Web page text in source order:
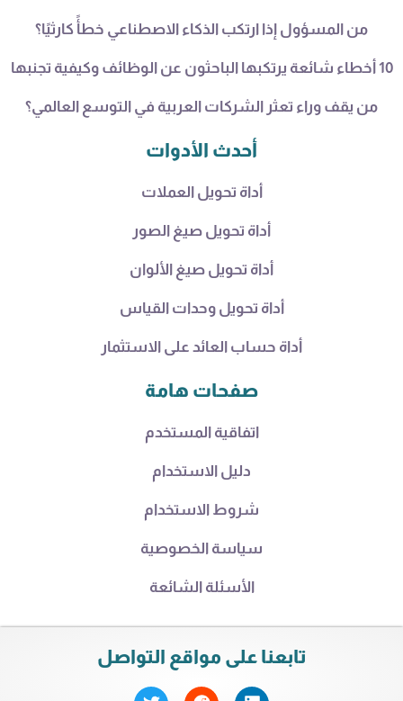
من المسؤول إذا ارتكب الذكاء الاصطناعي خطأً كارثيًا؟
10 أخطاء شائعة يرتكبها الباحثون عن الوظائف وكيفية تجنبها
من يقف وراء تعثر الشركات العربية في التوسع العالمي؟
أحدث الأدوات
أداة تحويل العملات
أداة تحويل صيغ الصور
أداة تحويل صيغ الألوان
أداة تحويل وحدات القياس
أداة حساب العائد على الاستثمار
صفحات هامة
اتفاقية المستخدم
دليل الاستخدام
شروط الاستخدام
سياسة الخصوصية
الأسئلة الشائعة
تابعنا على مواقع التواصل
L
R
T